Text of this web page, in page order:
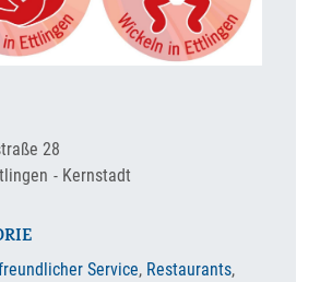
Kernstadt
28
Service, Restaurants,